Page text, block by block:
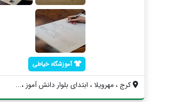
آموزشگاه خیاطی
کرج ، مهرویلا ، ابتدای بلوار دانش آموز ،...